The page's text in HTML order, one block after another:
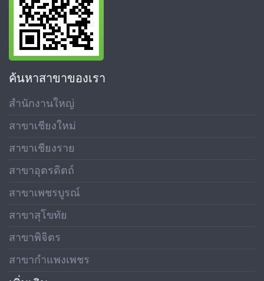
ค้นหาสาขาของเรา
สำนักงานใหญ่
สาขาเชียงใหม่
สาขาเชียงราย
สาขาอุตรดิตถ์
สาขาเพชรบูรณ์
สาขาสุโขทัย
สาขาพิจิตร
สาขากำแพงเพชร